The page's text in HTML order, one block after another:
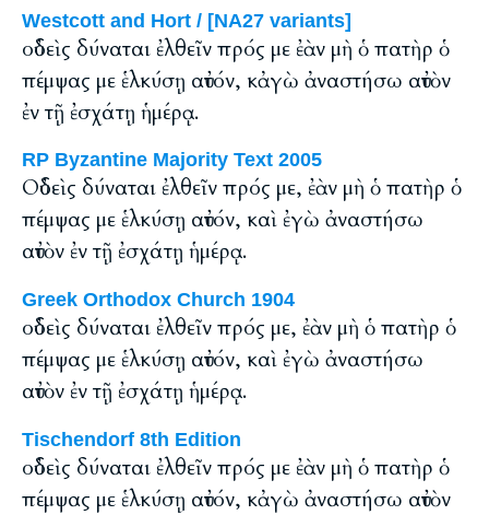
Westcott and Hort / [NA27 variants]
οὐδεὶς δύναται ἐλθεῖν πρός με ἐὰν μὴ ὁ πατὴρ ὁ
πέμψας με ἑλκύσῃ αὐτόν, κἀγὼ ἀναστήσω αὐτὸν
ἐν τῇ ἐσχάτῃ ἡμέρᾳ.
RP Byzantine Majority Text 2005
Οὐδεὶς δύναται ἐλθεῖν πρός με, ἐὰν μὴ ὁ πατὴρ ὁ
πέμψας με ἑλκύσῃ αὐτόν, καὶ ἐγὼ ἀναστήσω
αὐτὸν ἐν τῇ ἐσχάτῃ ἡμέρᾳ.
Greek Orthodox Church 1904
οὐδεὶς δύναται ἐλθεῖν πρός με, ἐὰν μὴ ὁ πατὴρ ὁ
πέμψας με ἑλκύσῃ αὐτόν, καὶ ἐγὼ ἀναστήσω
αὐτὸν ἐν τῇ ἐσχάτῃ ἡμέρᾳ.
Tischendorf 8th Edition
οὐδεὶς δύναται ἐλθεῖν πρός με ἐὰν μὴ ὁ πατὴρ ὁ
πέμψας με ἑλκύσῃ αὐτόν, κἀγὼ ἀναστήσω αὐτὸν